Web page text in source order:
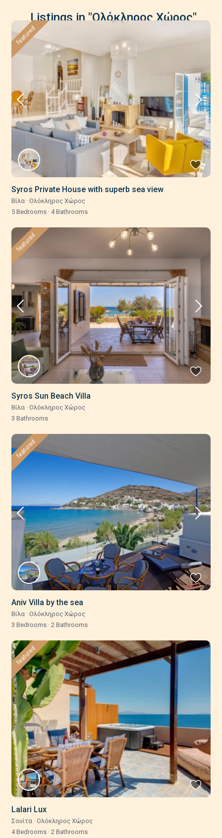
Listings in "Ολόκληρος Χώρος"
featured
Syros Private House with superb sea view
Βίλα · Ολόκληρος Χώρος
5 Bedrooms · 4 Bathrooms
featured
Syros Sun Beach Villa
Βίλα · Ολόκληρος Χώρος
3 Bathrooms
featured
Aniv Villa by the sea
Βίλα · Ολόκληρος Χώρος
3 Bedrooms · 2 Bathrooms
featured
Lalari Lux
Σουίτα · Ολόκληρος Χώρος
4 Bedrooms · 2 Bathrooms